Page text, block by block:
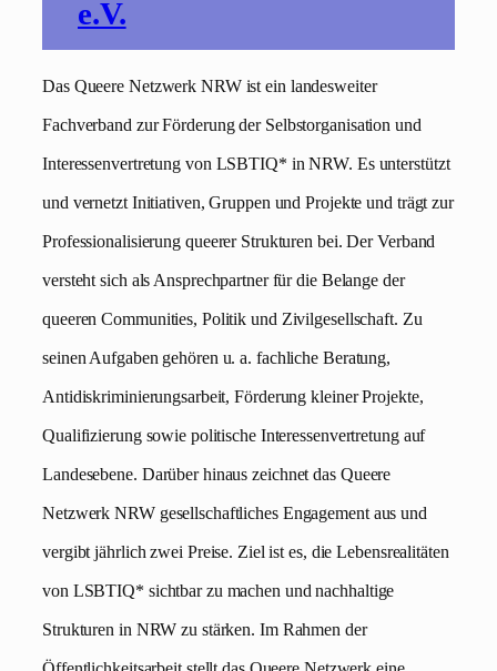
e.V.
Das Queere Netzwerk NRW ist ein landesweiter
Fachverband zur Förderung der Selbstorganisation und
Interessenvertretung von LSBTIQ* in NRW. Es unterstützt
und vernetzt Initiativen, Gruppen und Projekte und trägt zur
Professionalisierung queerer Strukturen bei. Der Verband
versteht sich als Ansprechpartner für die Belange der
queeren Communities, Politik und Zivilgesellschaft. Zu
seinen Aufgaben gehören u. a. fachliche Beratung,
Antidiskriminierungsarbeit, Förderung kleiner Projekte,
Qualifizierung sowie politische Interessenvertretung auf
Landesebene. Darüber hinaus zeichnet das Queere
Netzwerk NRW gesellschaftliches Engagement aus und
vergibt jährlich zwei Preise. Ziel ist es, die Lebensrealitäten
von LSBTIQ* sichtbar zu machen und nachhaltige
Strukturen in NRW zu stärken. Im Rahmen der